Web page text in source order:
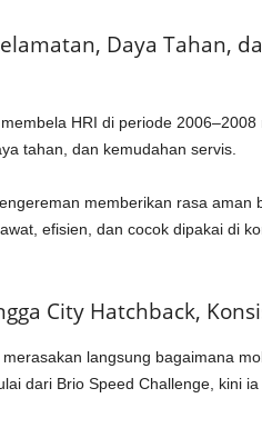
Daya Tahan,
HRI di periode
tahan, dan kemudahan servis.
memberikan rasa aman
efisien, dan cocok dipakai di
City Hatchback,
langsung bagaimana
dari Brio Speed Challenge, kini